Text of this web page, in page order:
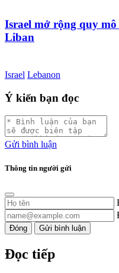
Israel mở rộng quy
Liban
Israel Lebanon
Ý kiến bạn đọc
Gửi bình luận
Thông tin người gửi
Đóng Gửi bình luận
Đọc tiếp